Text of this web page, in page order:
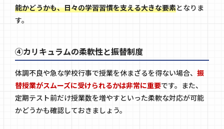
能かどうかも、日々の学習習慣を支える大きな要素となりま
す。
④カリキュラムの柔軟性と振替制度
体調不良や急な学校行事で授業を休まざるを得ない場合、 振
替授業がスムーズに受けられるかは非常に重要です。また、
定期テスト前だけ授業数を増やすといった柔軟な対応が可能
かどうかも確認しておきましょう。